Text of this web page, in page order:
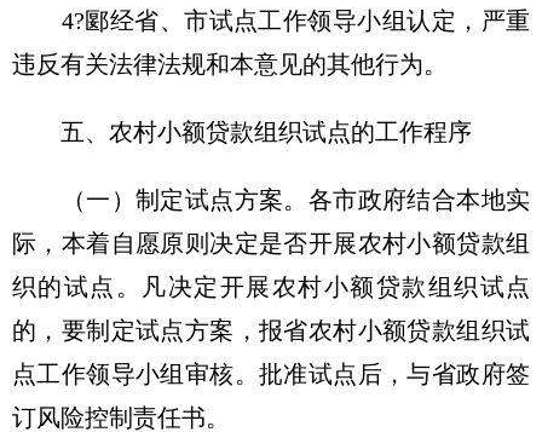
4?郾经省、市试点工作领导小组认定，严重
违反有关法律法规和本意见的其他行为。
五、农村小额贷款组织试点的工作程序
（一）制定试点方案。各市政府结合本地实
际，本着自愿原则决定是否开展农村小额贷款组
织的试点。凡决定开展农村小额贷款组织试点
的，要制定试点方案，报省农村小额贷款组织试
点工作领导小组审核。批准试点后，与省政府签
订风险控制责任书。